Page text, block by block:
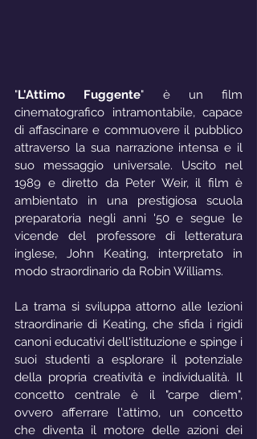
"L'Attimo Fuggente" è un film
cinematografico intramontabile, capace
di affascinare e commuovere il pubblico
attraverso la sua narrazione intensa e il
suo messaggio universale. Uscito nel
1989 e diretto da Peter Weir, il film è
ambientato in una prestigiosa scuola
preparatoria negli anni '50 e segue le
vicende del professore di letteratura
inglese, John Keating, interpretato in
modo straordinario da Robin Williams.
La trama si sviluppa attorno alle lezioni
straordinarie di Keating, che sfida i rigidi
canoni educativi dell'istituzione e spinge i
suoi studenti a esplorare il potenziale
della propria creatività e individualità. Il
concetto centrale è il "carpe diem",
ovvero afferrare l'attimo, un concetto
che diventa il motore delle azioni dei